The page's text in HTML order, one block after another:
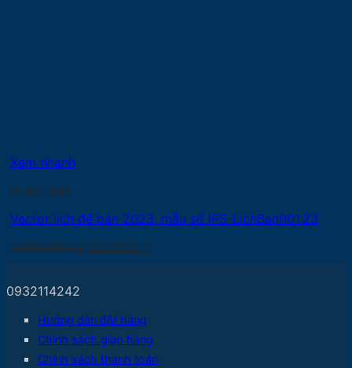
Xem nhanh
In lịch bàn
Vector lịch để bàn 2023, mẫu số IPS-LichBan001.23
2.500.000₫ Giá
300.000 ₫
0932114242
Hướng dẫn đặt hàng
Chính sách giao hàng
Chính sách thanh toán